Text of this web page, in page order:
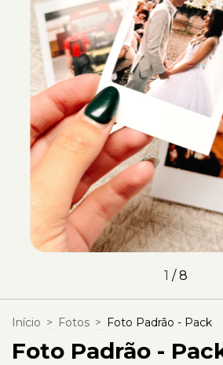
1 /8
Início > Fotos > Foto Padrão - Pack
Foto Padrão -